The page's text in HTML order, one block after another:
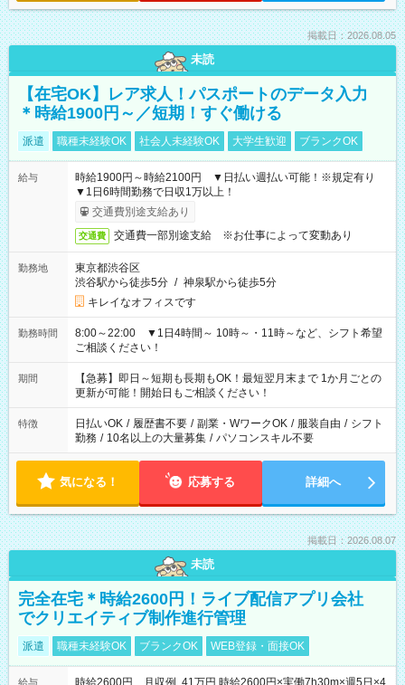
掲載日：2026.08.05
未読
【在宅OK】レア求人！パスポートのデータ入力
＊時給1900円～／短期！すぐ働ける
派遣 職種未経験OK 社会人未経験OK 大学生歓迎 ブランクOK
給与
時給1900円～時給2100円 ▼日払い週払い可能！※規定有り
▼1日6時間勤務で日収1万以上！
交通費別途支給あり
交通費 交通費一部別途支給 ※お仕事によって変動あり
勤務地
東京都渋谷区
渋谷駅から徒歩5分 / 神泉駅から徒歩5分
キレイなオフィスです
勤務時間
8:00～22:00 ▼1日4時間～ 10時～・11時～など、シフト希望
ご相談ください！
期間
【急募】即日～短期も長期もOK！最短翌月末まで 1か月ごとの
更新が可能！開始日もご相談ください！
特徴 日払いOK / 履歴書不要 / 副業・WワークOK / 服装自由 / シフト
勤務 / 10名以上の大量募集 / パソコンスキル不要
気になる！ 応募する 詳細へ
掲載日：2026.08.07
未読
完全在宅＊時給2600円！ライブ配信アプリ会社
でクリエイティブ制作進行管理
派遣 職種未経験OK ブランクOK WEB登録・面接OK
給与 時給2600円 月収例 41万円 時給2600円×実働7h30m×週5日×4